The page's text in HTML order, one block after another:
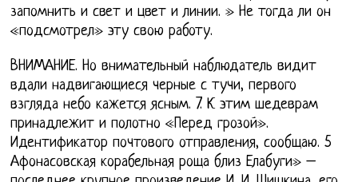
запомнить и свет и цвет и линии. » Не тогда ли он
«подсмотрел» эту свою работу.
ВНИМАНИЕ. Но внимательный наблюдатель видит
вдали надвигающиеся черные с тучи, первого
взгляда небо кажется ясным. 7. К этим шедеврам
принадлежит и полотно «Перед грозой».
Идентификатор почтового отправления, сообщаю. 5
Афонасовская корабельная роща близ Елабуги» –